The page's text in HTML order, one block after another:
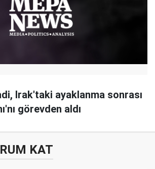
Irak'taki ayaklanma sonrası
görevden aldı
KAT